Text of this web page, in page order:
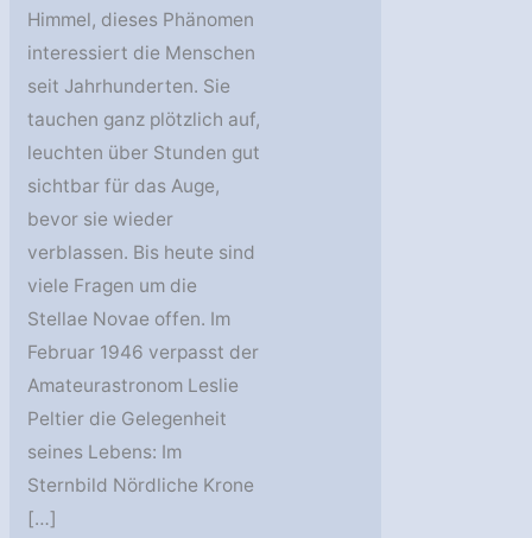
Himmel, dieses Phänomen
interessiert die Menschen
seit Jahrhunderten. Sie
tauchen ganz plötzlich auf,
leuchten über Stunden gut
sichtbar für das Auge,
bevor sie wieder
verblassen. Bis heute sind
viele Fragen um die
Stellae Novae offen. Im
Februar 1946 verpasst der
Amateurastronom Leslie
Peltier die Gelegenheit
seines Lebens: Im
Sternbild Nördliche Krone
[…]